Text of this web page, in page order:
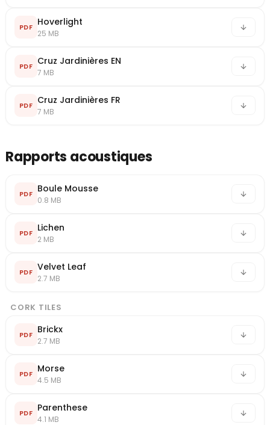
PDF Hoverlight
25 MB
PDF Cruz Jardinières EN
7 MB
PDF Cruz Jardinières FR
7 MB
Rapports acoustiques
PDF Boule Mousse
0.8 MB
PDF Lichen
2 MB
PDF Velvet Leaf
2.7 MB
CORK TILES
PDF Brickx
2.7 MB
PDF Morse
4.5 MB
PDF Parenthese
4.1 MB